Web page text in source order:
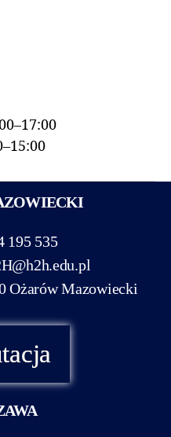
195 535
Ożarów Mazowiecki